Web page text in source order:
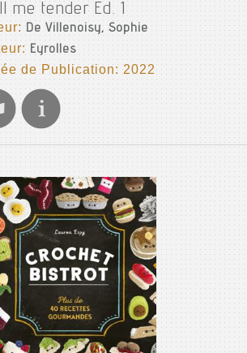
me tender Ed. 1
De Villenoisy, Sophie
Eyrolles
de Publication: 2022